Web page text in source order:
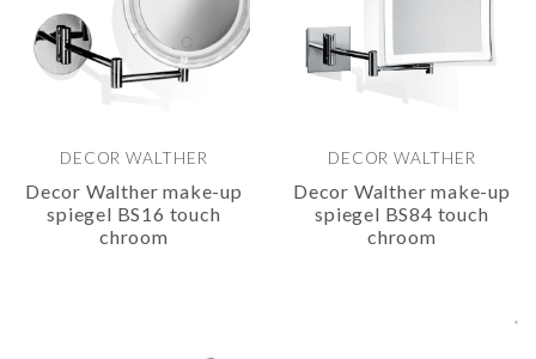
DECOR WALTHER
Decor Walther make-up
spiegel BS16 touch
chroom
DECOR WALTHER
Decor Walther make-up
spiegel BS84 touch
chroom